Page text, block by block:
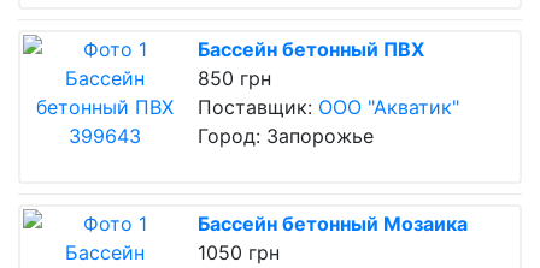
Бассейн бетонный ПВХ
850 грн
Поставщик: ООО "Акватик"
Город: Запорожье
Бассейн бетонный Мозаика
1050 грн